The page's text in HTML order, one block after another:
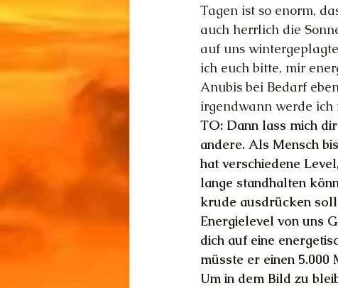
Tagen ist so enorm,
auch herrlich die
auf uns
ich euch bitte, mir
Anubis bei Bedarf
irgendwann werde
TO: Dann lass mich
andere. Als Mensch
hat verschiedene
lange standhalten
krude ausdrücken
Energielevel von uns
dich auf eine
müsste er einen 5.000
Um in dem Bild zu